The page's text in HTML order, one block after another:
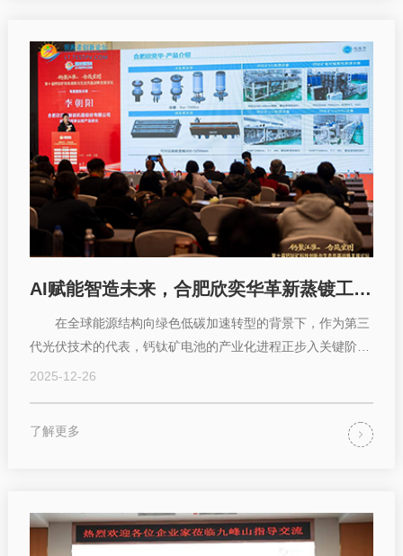
AI赋能智造未来，合肥欣奕华革新蒸镀工艺范式
在全球能源结构向绿色低碳加速转型的背景下，作为第三
代光伏技术的代表，钙钛矿电池的产业化进程正步入关键阶
段。其中，大规模、高均匀性、高稳定性的薄膜制...
2025-12-26
了解更多